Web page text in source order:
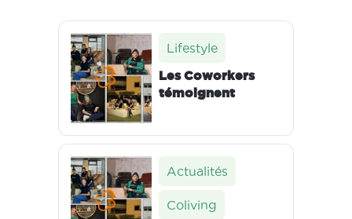
Lifestyle
Les Coworkers
témoignent
Actualités
Coliving